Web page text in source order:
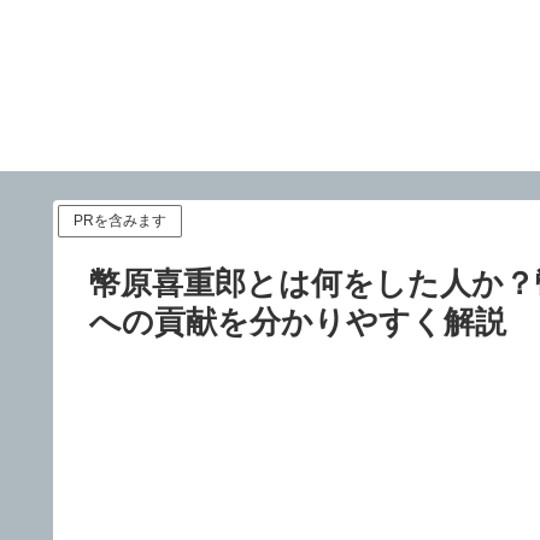
PRを含みます
幣原喜重郎とは何をした人か
への貢献を分かりやすく解説